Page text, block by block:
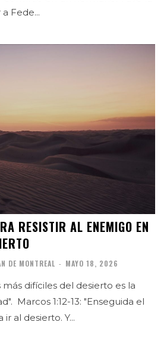
Fede...
RESISTIR AL ENEMIGO EN
DE MONTREAL - MAYO 18, 2026
difíciles del desierto es la
el
al desierto. Y...